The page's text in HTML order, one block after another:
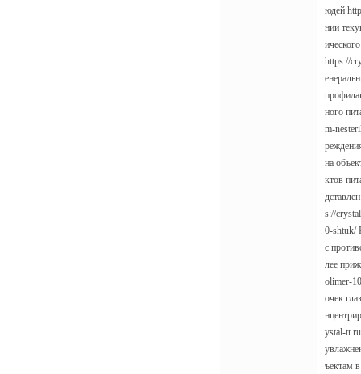
юдей
нии
https://
ного
m-
на
ктов
s://
0-shtuk/
с
лее
olimer-
очек
ystal-
ъектам